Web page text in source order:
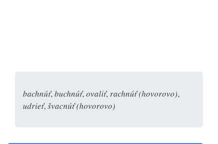
bachnúť, buchnúť, ovaliť, rachnúť (hovorovo),
udrieť, švacnúť (hovorovo)